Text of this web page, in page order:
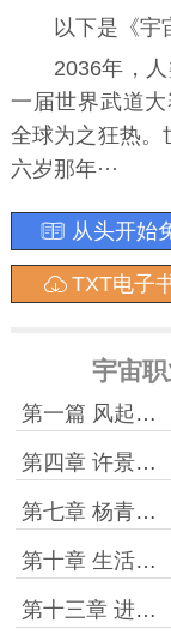
以下是《宇
2036年，
一届世界武道
全球为之狂热。
六岁那年···
从头开始
TXT电子
宇宙
第一篇 风起云涌 第一章 许景明
第四章 许景明和黎渺渺［下］
第七章 杨青烁［下］
第十章 生活在好时代
第十三章 进化法